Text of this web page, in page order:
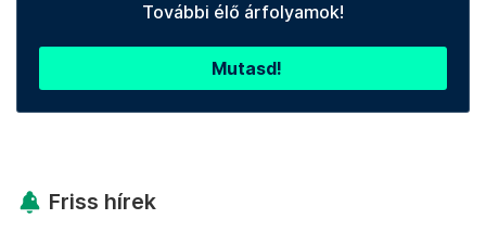
További élő árfolyamok!
Mutasd!
Friss hírek